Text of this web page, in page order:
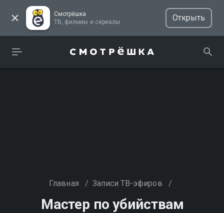
Смотрёшка
ТВ, фильмы и сериалы
Открыть
Главная / Записи ТВ-эфиров /
Мастер по убийствам